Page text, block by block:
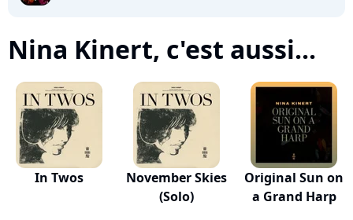
Nina Kinert, c'est aussi...
In Twos
November Skies
(Solo)
Original Sun on
a Grand Harp